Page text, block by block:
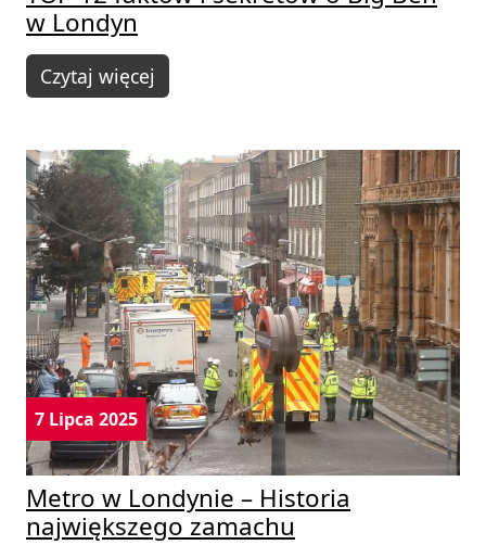
w Londyn
Czytaj więcej
7 Lipca 2025
Metro w Londynie – Historia
największego zamachu